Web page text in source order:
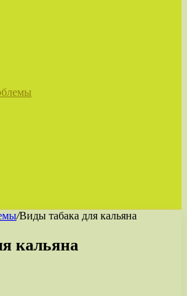
/Виды табака для кальяна
кальяна